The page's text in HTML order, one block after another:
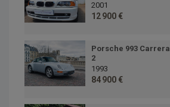
2001
12 900 €
Porsche 993 Carrera
2
1993
84 900 €